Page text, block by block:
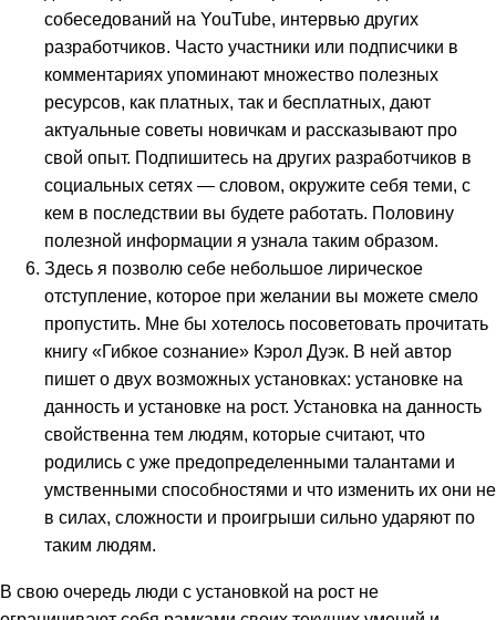
собеседований на YouTube, интервью других
разработчиков. Часто участники или подписчики в
комментариях упоминают множество полезных
ресурсов, как платных, так и бесплатных, дают
актуальные советы новичкам и рассказывают про
свой опыт. Подпишитесь на других разработчиков в
социальных сетях — словом, окружите себя теми, с
кем в последствии вы будете работать. Половину
полезной информации я узнала таким образом.
Здесь я позволю себе небольшое лирическое
отступление, которое при желании вы можете смело
пропустить. Мне бы хотелось посоветовать прочитать
книгу «Гибкое сознание» Кэрол Дуэк. В ней автор
пишет о двух возможных установках: установке на
данность и установке на рост. Установка на данность
свойственна тем людям, которые считают, что
родились с уже предопределенными талантами и
умственными способностями и что изменить их они не
в силах, сложности и проигрыши сильно ударяют по
таким людям.
В свою очередь люди с установкой на рост не